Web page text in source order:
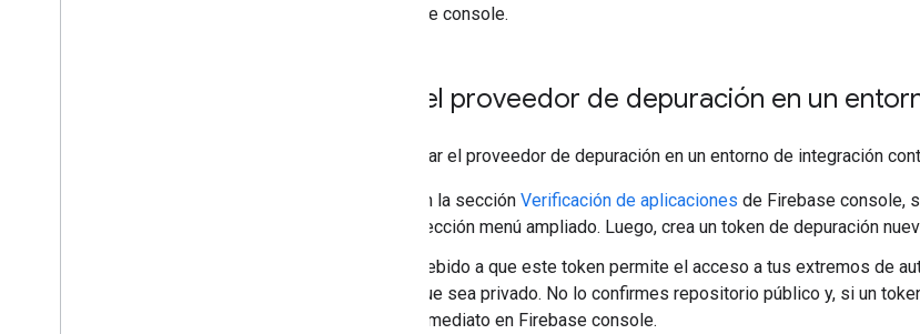
Firebase console.
Usa el proveedor de depuración en un
Para usar el proveedor de depuración en un entorno de integración
En la sección Verificación de aplicaciones de Firebase console,
sección menú ampliado. Luego, crea un token de depuración
Debido a que este token permite el acceso a tus extremos de
que sea privado. No lo confirmes repositorio público y, si un
inmediato en Firebase console.